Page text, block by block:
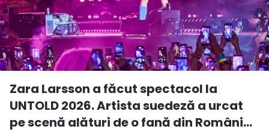
Zara Larsson a făcut spectacol la
UNTOLD 2026. Artista suedeză a urcat
pe scenă alături de o fană din Români...